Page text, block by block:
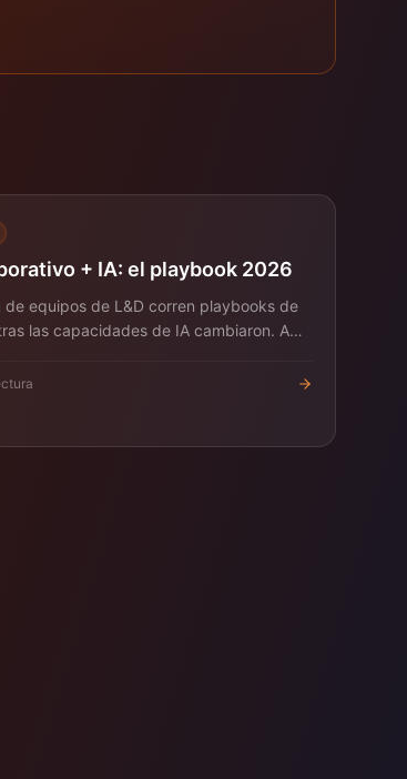
+ IA: el playbook 2026
de equipos de L&D corren playbooks de
las capacidades de IA cambiaron. Aquí